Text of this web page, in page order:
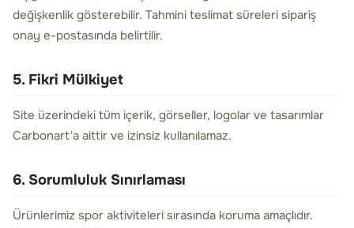
değişkenlik gösterebilir. Tahmini teslimat süreleri sipariş
onay e-postasında belirtilir.
5. Fikri Mülkiyet
Site üzerindeki tüm içerik, görseller, logolar ve tasarımlar
Carbonart'a aittir ve izinsiz kullanılamaz.
6. Sorumluluk Sınırlaması
Ürünlerimiz spor aktiviteleri sırasında koruma amaçlıdır.